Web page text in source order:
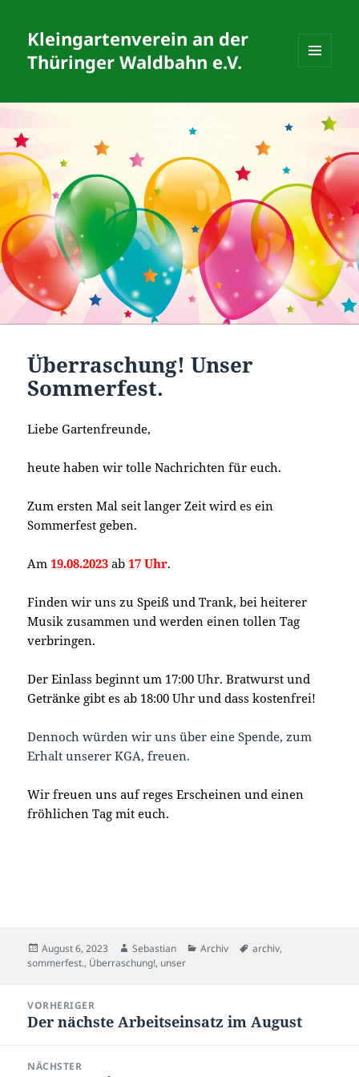
Kleingartenverein an der
Thüringer Waldbahn e.V.
WIDGETS
Überraschung! Unser
Sommerfest.
Liebe Gartenfreunde,
heute haben wir tolle Nachrichten für euch.
Zum ersten Mal seit langer Zeit wird es ein
Sommerfest geben.
Am19.08.2023 ab 17 Uhr.
Finden wir uns zu Speiß und Trank, bei heiterer
Musik zusammen und werden einen tollen Tag
verbringen.
Der Einlass beginnt um 17:00 Uhr. Bratwurst und
Getränke gibt es ab 18:00 Uhr und dass kostenfrei!
Dennoch würden wir uns über eine Spende, zum
Erhalt unserer KGA, freuen.
Wir freuen uns auf reges Erscheinen und einen
fröhlichen Tag mit euch.
Veröffentlicht
am
August 6, 2023 Autor
Sebastian Kategorien
Archiv Schlagwörter
archiv,
sommerfest., Überraschung!, unser
VORHERIGER
Vorheriger
Der nächste Arbeitseinsatz im August
NÄCHSTER